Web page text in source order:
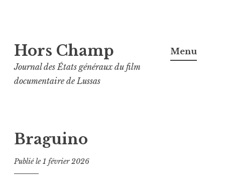
au
contenu
principal
Hors Champ
Journal des États généraux du film
documentaire de Lussas
Menu
Braguino
Publié le1 février 2026